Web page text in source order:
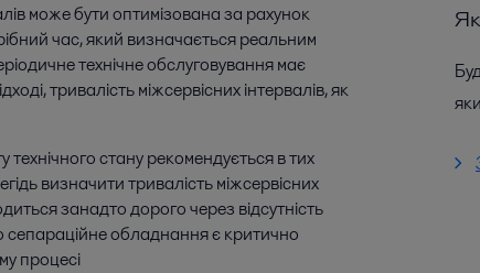
може бути оптимізована за рахунок
час, який визначається реальним
технічне обслуговування має
тривалість міжсервісних інтервалів, як
стану рекомендується в тих
визначити тривалість міжсервісних
занадто дорого через відсутність
обладнання є критично
процесі